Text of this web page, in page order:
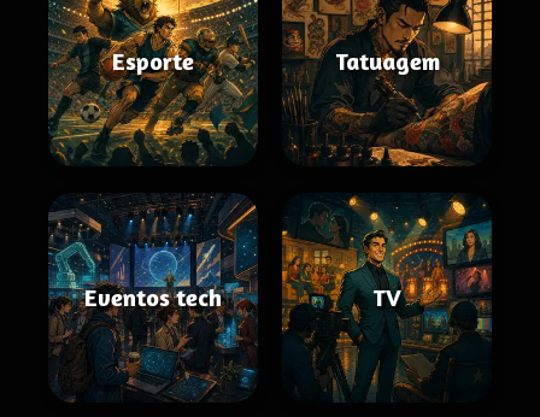
Esporte Tatuagem
Eventos tech TV